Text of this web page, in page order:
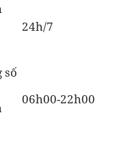
24h/7
số
06h00-22h00